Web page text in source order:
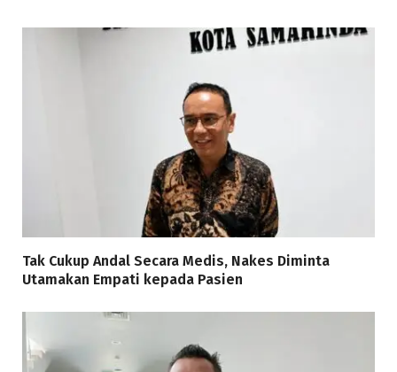
Tak Cukup Andal Secara Medis, Nakes Diminta
Utamakan Empati kepada Pasien